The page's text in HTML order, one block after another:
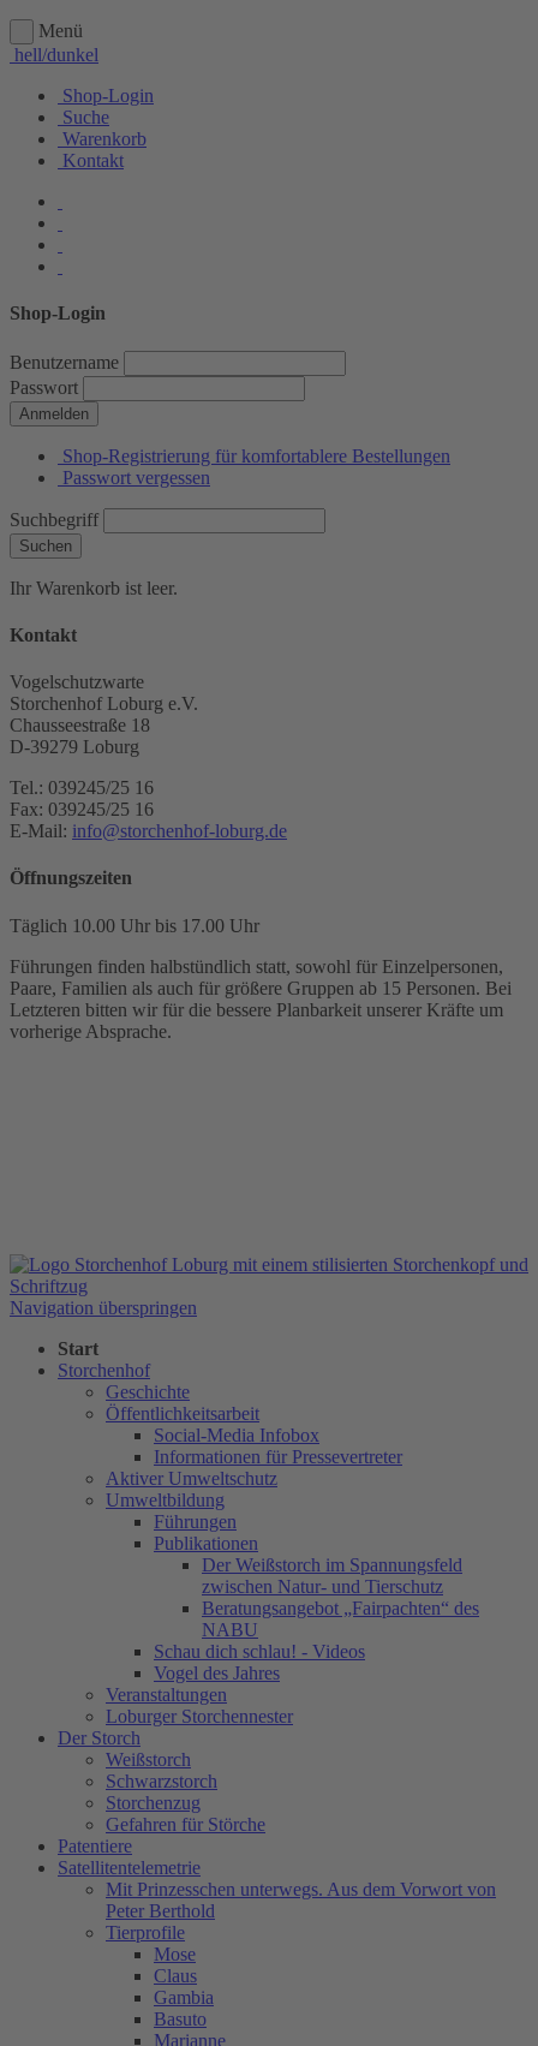
Menü
hell/dunkel
Shop-Login
Suche
Warenkorb
Kontakt
Shop-Login
Benutzername
Passwort
Anmelden
Shop-Registrierung für komfortablere Bestellungen
Passwort vergessen
Suchbegriff
Suchen
Ihr Warenkorb ist leer.
Kontakt
Vogelschutzwarte
Storchenhof Loburg e.V.
Chausseestraße 18
D-39279 Loburg
Tel.: 039245/25 16
Fax: 039245/25 16
E-Mail: info@storchenhof-loburg.de
Öffnungszeiten
Täglich 10.00 Uhr bis 17.00 Uhr
Führungen finden halbstündlich statt, sowohl für Einzelpersonen,
Paare, Familien als auch für größere Gruppen ab 15 Personen. Bei
Letzteren bitten wir für die bessere Planbarkeit unserer Kräfte um
vorherige Absprache.
Navigation überspringen
Start
Storchenhof
Geschichte
Öffentlichkeitsarbeit
Social-Media Infobox
Informationen für Pressevertreter
Aktiver Umweltschutz
Umweltbildung
Führungen
Publikationen
Der Weißstorch im Spannungsfeld
zwischen Natur- und Tierschutz
Beratungsangebot „Fairpachten“ des
NABU
Schau dich schlau! - Videos
Vogel des Jahres
Veranstaltungen
Loburger Storchennester
Der Storch
Weißstorch
Schwarzstorch
Storchenzug
Gefahren für Störche
Patentiere
Satellitentelemetrie
Mit Prinzesschen unterwegs. Aus dem Vorwort von
Peter Berthold
Tierprofile
Mose
Claus
Gambia
Basuto
Marianne